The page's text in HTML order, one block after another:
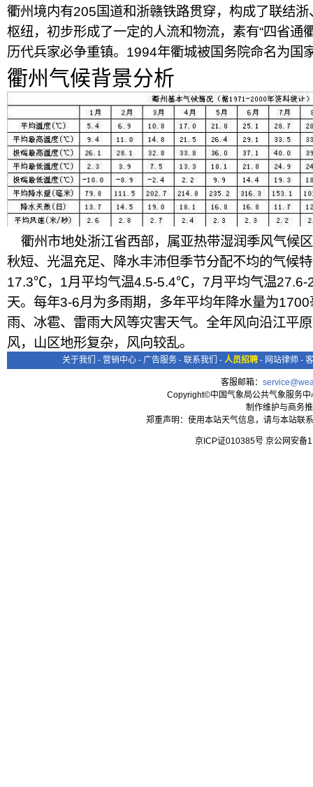
衢州境内有205国道和浙赣铁路贯穿，构成了联结
枢纽，初步形成了一定的人流和物流，素有“四省通
历代兵家必争重镇。1994年衢城被国务院命名为国
衢州气候背景分析
衢州市地处浙江省西部，属亚热带湿润季风气候
秋短、光温充足、降水丰沛但季节分配不均的气候
17.3℃，1月平均气温4.5-5.4℃，7月平均气温
天。每年3-6月为多雨期，多年平均年降水量为
雨、冰雹、雷雨大风等灾害天气。全年风向沿江平
风，山区地形复杂，风向较乱。
关于我们 - 营销中心 - 广告服务 - 联系我们 - 人员招聘 - 网站律师 -
客服邮箱：
Copyright©中国气象局公共气象服务
制作维护与商务
郑重声明：使用本站天气信息，请与本站联
京ICP证010385号 京公网安备